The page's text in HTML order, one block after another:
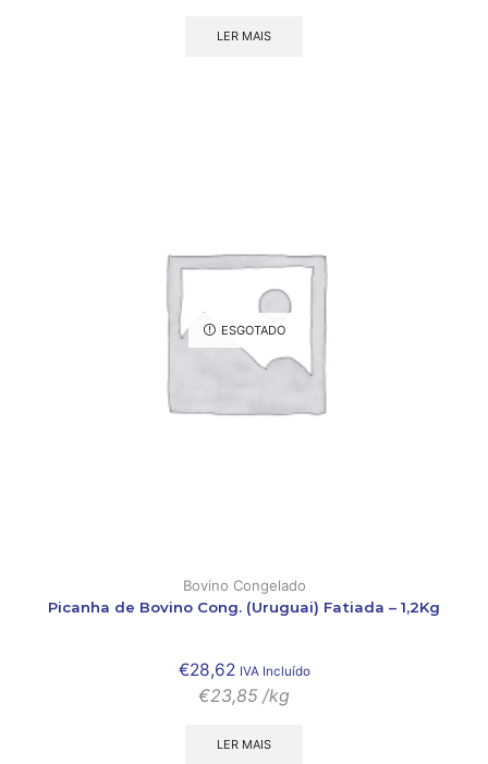
LER MAIS
ESGOTADO
Bovino Congelado
Picanha de Bovino Cong. (Uruguai) Fatiada – 1,2Kg
€28,62 IVA Incluído
€23,85 /kg
LER MAIS